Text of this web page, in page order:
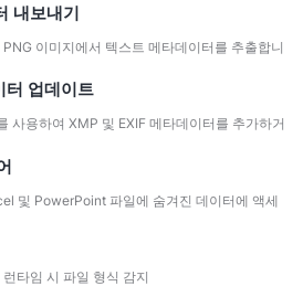
내보내기
이미지에서 텍스트 메타데이터를 추출합니
터 업데이트
사용하여 XMP 및 EXIF 메타데이터를 추가하거
및 PowerPoint 파일에 숨겨진 데이터에 액세
타임 시 파일 형식 감지